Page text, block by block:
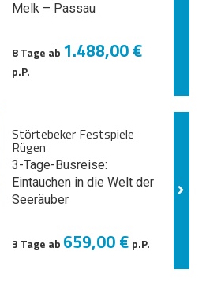
Melk – Passau
8 Tage ab 1.488,00 €
p.P.
Störtebeker Festspiele
Rügen
3-Tage-Busreise:
Eintauchen in die Welt der
Seeräuber
3 Tage ab 659,00 € p.P.